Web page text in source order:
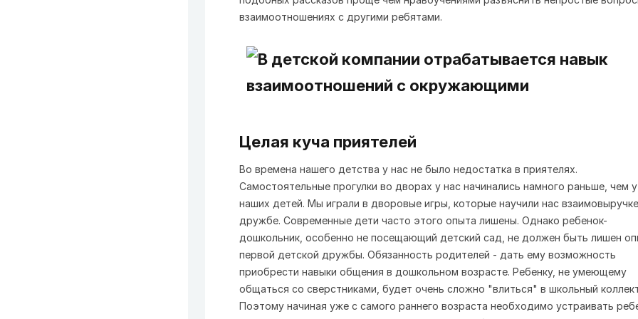
взаимоотношениях с другими ребятами.
Целая куча приятелей
Во времена нашего детства у нас не было недостатка в приятелях.
Самостоятельные прогулки во дворах у нас начинались намного раньше, чем у
наших детей. Мы играли в дворовые игры, которые научили нас
дружбе. Современные дети часто этого опыта лишены. Однако ребенок-
дошкольник, особенно не посещающий детский сад, не должен быть лишен
первой детской дружбы. Обязанность родителей - дать ему возможность
приобрести навыки общения в дошкольном возрасте. Ребенку, не умеющему
общаться со сверстниками, будет очень сложно "влиться" в школьный
Поэтому начиная уже с самого раннего возраста необходимо устраивать